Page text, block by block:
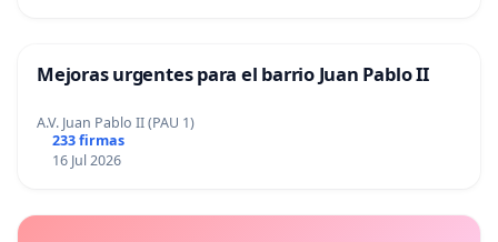
Mejoras urgentes para el barrio Juan Pablo II
A.V. Juan Pablo II (PAU 1)
233 firmas
16 Jul 2026